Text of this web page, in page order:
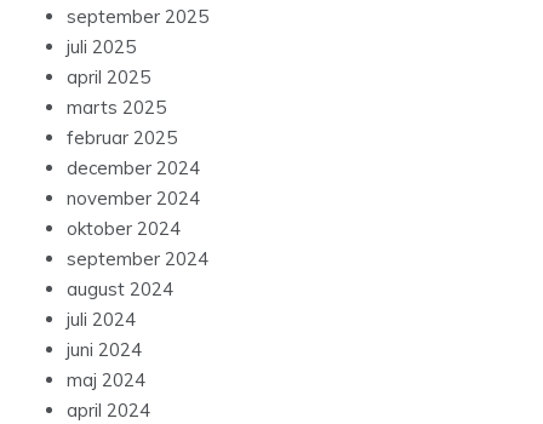
september 2025
juli 2025
april 2025
marts 2025
februar 2025
december 2024
november 2024
oktober 2024
september 2024
august 2024
juli 2024
juni 2024
maj 2024
april 2024